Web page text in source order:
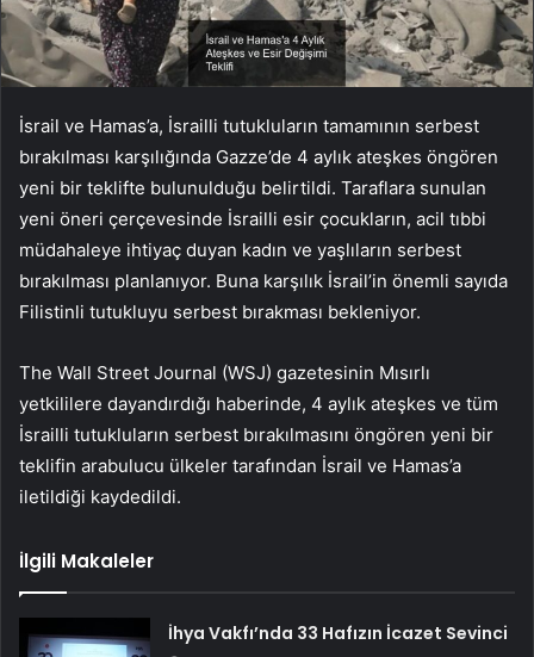
İsrail ve Hamas’a, İsrailli tutukluların tamamının serbest
bırakılması karşılığında Gazze’de 4 aylık ateşkes öngören
yeni bir teklifte bulunulduğu belirtildi. Taraflara sunulan
yeni öneri çerçevesinde İsrailli esir çocukların, acil tıbbi
müdahaleye ihtiyaç duyan kadın ve yaşlıların serbest
bırakılması planlanıyor. Buna karşılık İsrail’in önemli sayıda
Filistinli tutukluyu serbest bırakması bekleniyor.
The Wall Street Journal (WSJ) gazetesinin Mısırlı
yetkililere dayandırdığı haberinde, 4 aylık ateşkes ve tüm
İsrailli tutukluların serbest bırakılmasını öngören yeni bir
teklifin arabulucu ülkeler tarafından İsrail ve Hamas’a
iletildiği kaydedildi.
İlgili Makaleler
İhya Vakfı’nda 33 Hafızın İcazet Sevinci